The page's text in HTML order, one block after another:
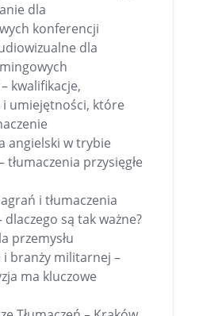
dla
konferencji
dla
kwalifikacje,
i umiejętności, które
angielski w trybie
tłumaczenia przysięgłe
i tłumaczenia
dlaczego są tak ważne?
przemysłu
branży militarnej –
ma kluczowe